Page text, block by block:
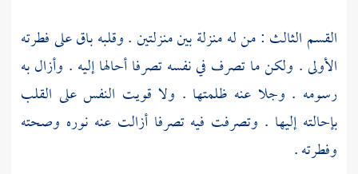
القسم الثالث : من له منزلة بين منزلتين . وقلبه باق على فطرته
الأولى . ولكن ما تصرف في نفسه تصرفا أحالها إليه . وأزال به
رسومه . وجلا عنه ظلمتها . ولا قويت النفس على القلب
بإحالته إليها . وتصرفت فيه تصرفا أزالت عنه نوره وصحته
وفطرته .